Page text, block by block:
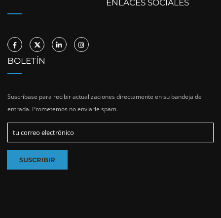
ENLACES SOCIALES
BOLETÍN
Suscríbase para recibir actualizaciones directamente en su bandeja de
entrada. Prometemos no enviarle spam.